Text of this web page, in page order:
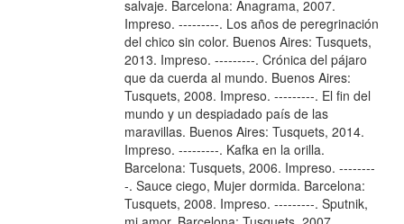
salvaje. Barcelona: Anagrama, 2007.
Impreso. ---------. Los años de peregrinación
del chico sin color. Buenos Aires: Tusquets,
2013. Impreso. ---------. Crónica del pájaro
que da cuerda al mundo. Buenos Aires:
Tusquets, 2008. Impreso. ---------. El fin del
mundo y un despiadado país de las
maravillas. Buenos Aires: Tusquets, 2014.
Impreso. ---------. Kafka en la orilla.
Barcelona: Tusquets, 2006. Impreso. --------
-. Sauce ciego, Mujer dormida. Barcelona:
Tusquets, 2008. Impreso. ---------. Sputnik,